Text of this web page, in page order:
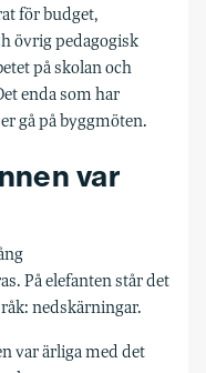
för budget,
övrig pedagogisk
på skolan och
enda som har
gå på byggmöten.
var
På elefanten står det
nedskärningar.
var ärliga med det